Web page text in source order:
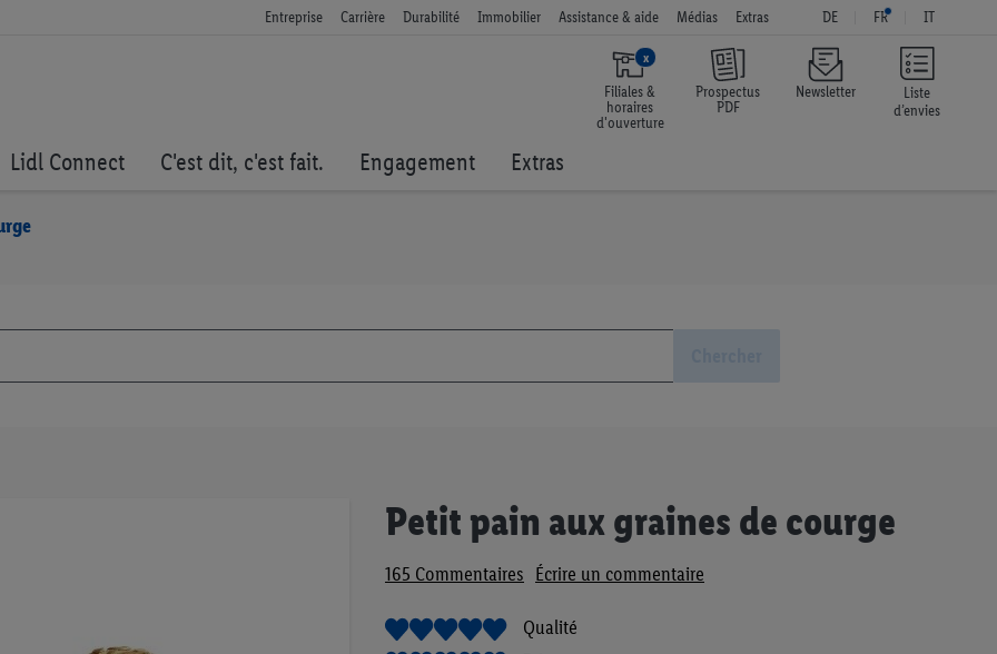
Liste
d’envies
Entreprise Carrière Durabilité Immobilier Assistance & aide Médias Extras DE FR IT
x
Filiales &
horaires
d'ouverture
Prospectus
PDF
Newsletter
Lidl Connect C'est dit, c'est fait. Engagement Extras
Petit pain aux graines de courge
165 Commentaires Écrire un commentaire
Qualité
Passer
Galerie
d’images